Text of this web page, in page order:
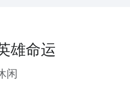
雄命运
闲